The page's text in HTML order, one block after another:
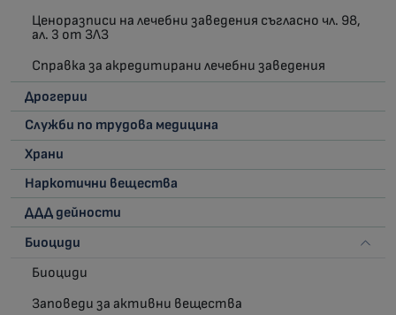
Ценоразписи на лечебни заведения съгласно чл. 98,
ал. 3 от ЗЛЗ
Справка за акредитирани лечебни заведения
Дрогерии
Служби по трудова медицина
Храни
Наркотични вещества
ДДД дейности
Биоциди
Биоциди
Заповеди за активни вещества